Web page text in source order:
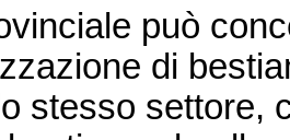
può
di
stesso settore,